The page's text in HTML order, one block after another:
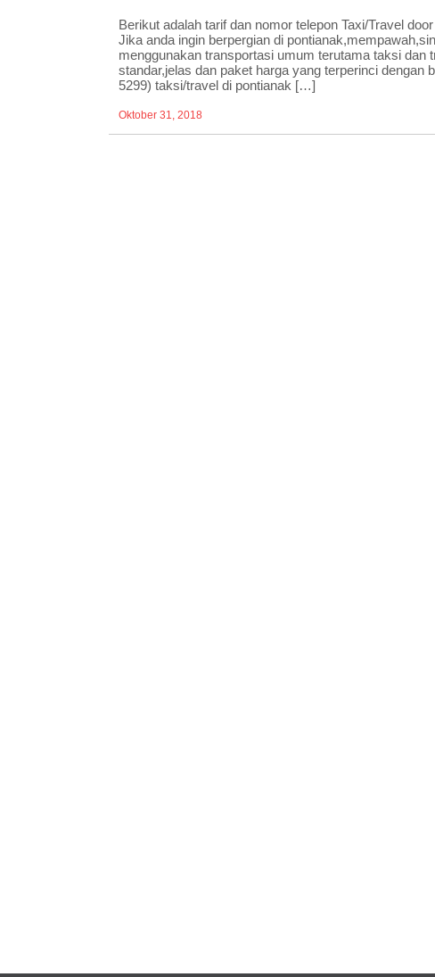
Berikut adalah tarif dan nomor telepon Taxi/Travel
Jika anda ingin berpergian di
menggunakan transportasi umum terutama taksi
standar,jelas dan paket harga yang terperinci dengan
5299) taksi/travel di pontianak […]
Oktober 31, 2018